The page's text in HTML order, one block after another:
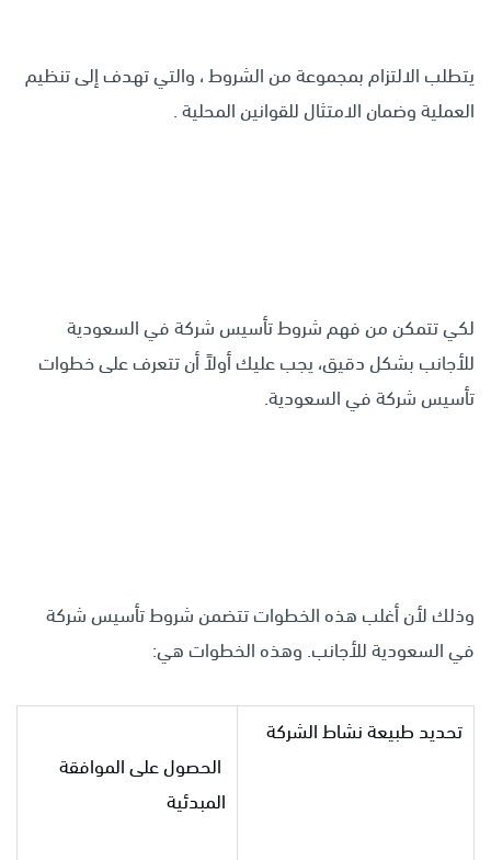
يتطلب الالتزام بمجموعة من الشروط ، والتي تهدف إلى تنظيم
العملية وضمان الامتثال للقوانين المحلية .
لكي تتمكن من فهم شروط تأسيس شركة في السعودية
للأجانب بشكل دقيق، يجب عليك أولاً أن تتعرف على خطوات
تأسيس شركة في السعودية.
وذلك لأن أغلب هذه الخطوات تتضمن شروط تأسيس شركة
في السعودية للأجانب. وهذه الخطوات هي:
تحديد طبيعة نشاط الشركة
الحصول على الموافقة
المبدئية